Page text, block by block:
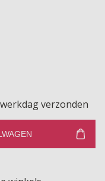
verzonden